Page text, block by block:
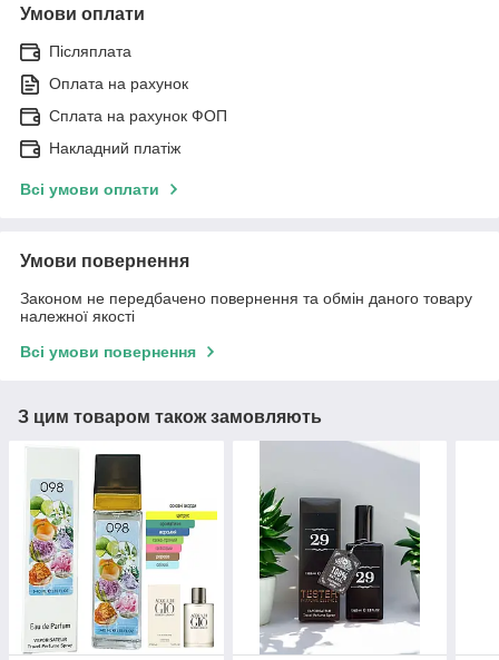
Умови оплати
Післяплата
Оплата на рахунок
Сплата на рахунок ФОП
Накладний платіж
Всі умови оплати
Умови повернення
Законом не передбачено повернення та обмін даного товару
належної якості
Всі умови повернення
З цим товаром також замовляють